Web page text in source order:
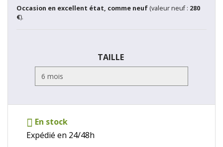
Occasion en excellent état, comme neuf (valeur neuf : 280
€).
TAILLE
En stock
Expédié en 24/48h